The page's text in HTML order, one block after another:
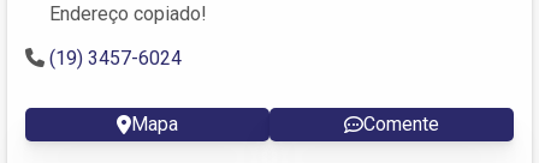
Endereço copiado!
(19) 3457-6024
Mapa Comente